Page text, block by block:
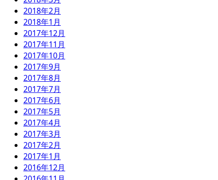
2018年2月
2018年1月
2017年12月
2017年11月
2017年10月
2017年9月
2017年8月
2017年7月
2017年6月
2017年5月
2017年4月
2017年3月
2017年2月
2017年1月
2016年12月